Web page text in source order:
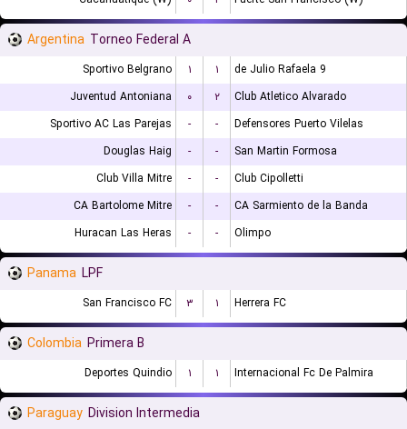
Argentina Torneo Federal A
Sportivo Belgrano ۱ ۱
9 de Julio Rafaela
Juventud Antoniana
۰ ۲
Club Atletico Alvarado
Sportivo AC Las Parejas
- -
Defensores Puerto Vilelas
Douglas Haig
- -
San Martin Formosa
Club Villa Mitre
- -
Club Cipolletti
CA Bartolome Mitre
- -
CA Sarmiento de la Banda
Huracan Las Heras
- - Olimpo
Panama LPF
San Francisco FC ۳ ۱ Herrera FC
Colombia Primera B
Deportes Quindio ۱ ۱ Internacional Fc De Palmira
Paraguay Division Intermedia